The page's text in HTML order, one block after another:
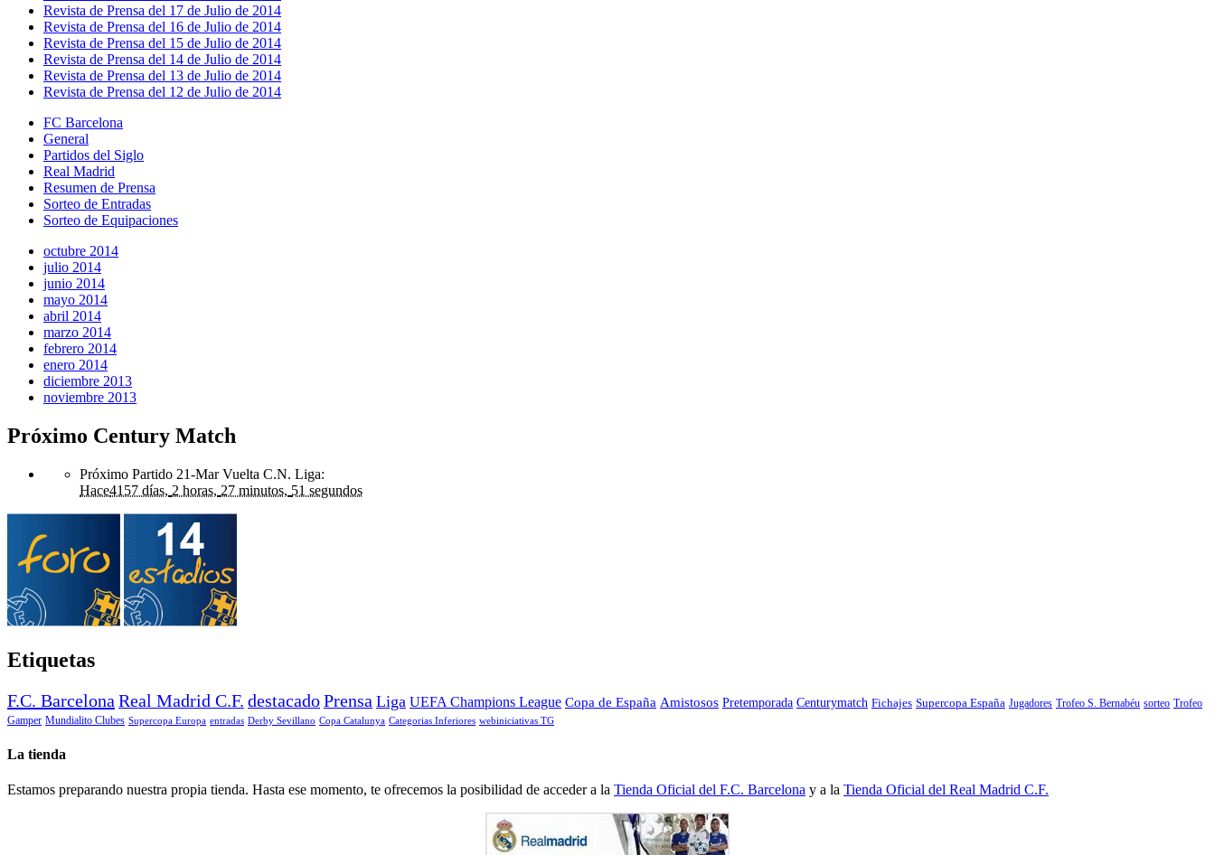
Revista de Prensa del 17 de Julio de 2014
Revista de Prensa del 16 de Julio de 2014
Revista de Prensa del 15 de Julio de 2014
Revista de Prensa del 14 de Julio de 2014
Revista de Prensa del 13 de Julio de 2014
Revista de Prensa del 12 de Julio de 2014
FC Barcelona
General
Partidos del Siglo
Real Madrid
Resumen de Prensa
Sorteo de Entradas
Sorteo de Equipaciones
octubre 2014
julio 2014
junio 2014
mayo 2014
abril 2014
marzo 2014
febrero 2014
enero 2014
diciembre 2013
noviembre 2013
Próximo Century Match
Próximo Partido 21-Mar Vuelta C.N. Liga:
Hace4157 días, 2 horas, 27 minutos, 51 segundos
Etiquetas
F.C. Barcelona Real Madrid C.F. destacadoPrensa Liga UEFA Champions League Copa de España Amistosos Pretemporada Centurymatch Fichajes Supercopa España Jugadores Trofeo S. Bernabéu sorteo Trofeo
Gamper Mundialito Clubes Supercopa Europa entradas Derby Sevillano Copa Catalunya Categorias Inferiores webiniciativas TG
La tienda
Estamos preparando nuestra propia tienda. Hasta ese momento, te ofrecemos la posibilidad de acceder a la Tienda Oficial del F.C. Barcelona y a la Tienda Oficial del Real Madrid C.F.